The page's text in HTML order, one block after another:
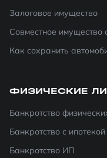
Залоговое имущество
Совместное имущество
Как сохранить
ФИЗИЧЕСКИЕ
Банкротство
Банкротство с ипотекой
Банкротство ИП